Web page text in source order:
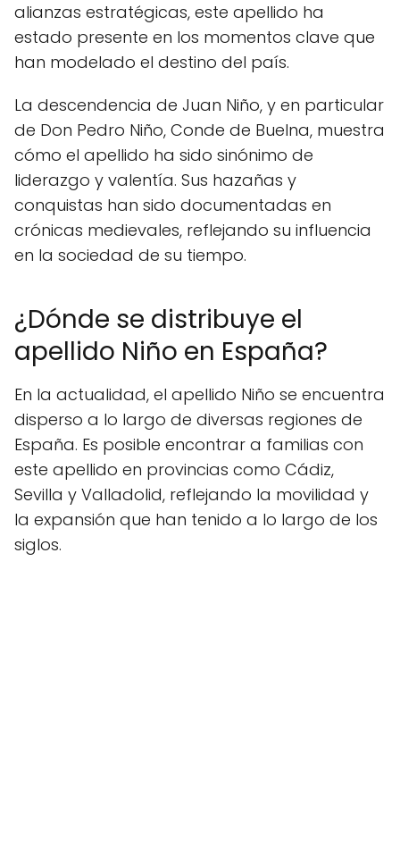
alianzas estratégicas, este apellido ha
estado presente en los momentos clave que
han modelado el destino del país.
La descendencia de Juan Niño, y en particular
de Don Pedro Niño, Conde de Buelna, muestra
cómo el apellido ha sido sinónimo de
liderazgo y valentía. Sus hazañas y
conquistas han sido documentadas en
crónicas medievales, reflejando su influencia
en la sociedad de su tiempo.
¿Dónde se distribuye el
apellido Niño en España?
En la actualidad, el apellido Niño se encuentra
disperso a lo largo de diversas regiones de
España. Es posible encontrar a familias con
este apellido en provincias como Cádiz,
Sevilla y Valladolid, reflejando la movilidad y
la expansión que han tenido a lo largo de los
siglos.